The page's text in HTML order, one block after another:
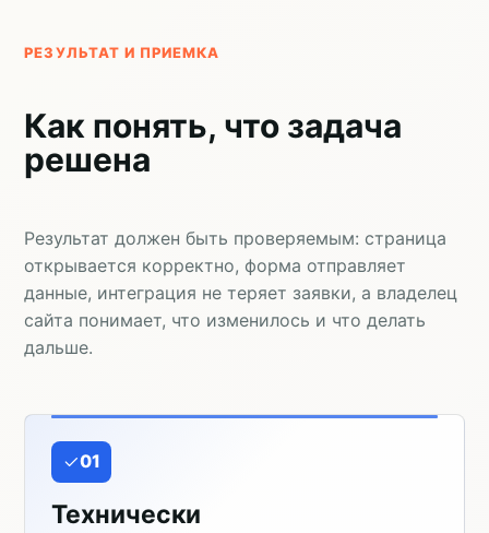
РЕЗУЛЬТАТ И ПРИЕМКА
Как понять, что задача
решена
Результат должен быть проверяемым: страница
открывается корректно, форма отправляет
данные, интеграция не теряет заявки, а владелец
сайта понимает, что изменилось и что делать
дальше.
01
Технически